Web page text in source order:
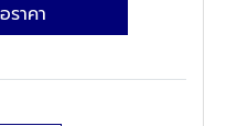
ราคา